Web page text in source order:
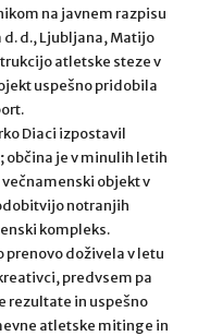
na javnem razpisu
d., Ljubljana, Matijo
atletske steze v
uspešno pridobila
Diaci izpostavil
je v minulih letih
objekt v
notranjih
kompleks.
prenovo doživela v letu
predvsem pa
rezultate in uspešno
atletske mitinge in